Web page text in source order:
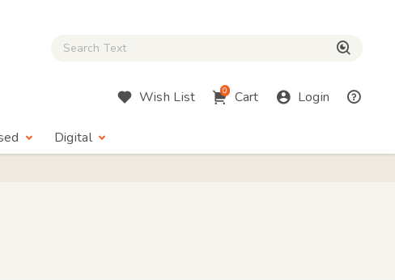
Close Search box
Wish List 0 Cart Login
Digital